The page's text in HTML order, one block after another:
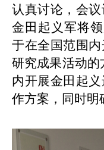
认真讨论，会
金田起义军将
于在全国范围
研究成果活动的
内开展金田起
作方案，同时明